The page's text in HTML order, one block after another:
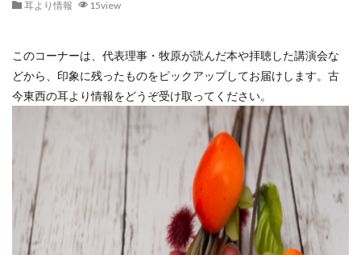
耳より情報 15view
このコーナーは、代表理事・牧原が読んだ本や拝聴した講演会な
どから、印象に残ったものをピックアップしてお届けします。古
今東西の耳より情報をどうぞ受け取ってください。